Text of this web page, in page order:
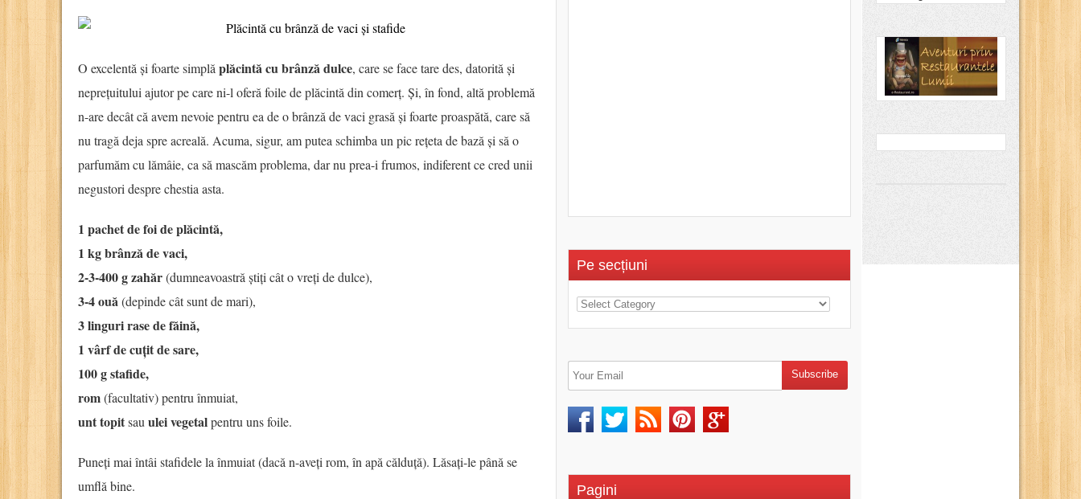
O excelentă și foarte simplă plăcintă cu brânză dulce, care se face tare des, datorită și
neprețuitului ajutor pe care ni-l oferă foile de plăcintă din comerț. Și, în fond, altă problemă
n-are decât că avem nevoie pentru ea de o brânză de vaci grasă și foarte proaspătă, care să
nu tragă deja spre acreală. Acuma, sigur, am putea schimba un pic rețeta de bază și să o
parfumăm cu lămâie, ca să mascăm problema, dar nu prea-i frumos, indiferent ce cred unii
negustori despre chestia asta.
1 pachet de foi de plăcintă,
1 kg brânză de vaci,
2-3-400 g zahăr(dumneavoastră știți cât o vreți de dulce),
3-4 ouă(depinde cât sunt de mari),
3 linguri rase de făină,
1 vârf de cuțit de sare,
100 g stafide,
rom(facultativ) pentru înmuiat,
unt topitsau ulei vegetalpentru uns foile.
Puneți mai întâi stafidele la înmuiat (dacă n-aveți rom, în apă călduță). Lăsați-le până se
umflă bine.
Pe secțiuni
Pagini